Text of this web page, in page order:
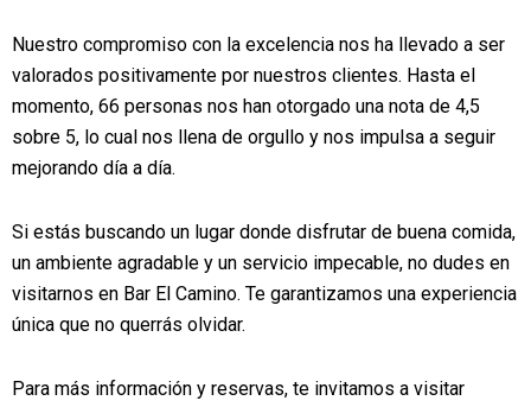
Nuestro compromiso con la excelencia nos ha llevado a ser
valorados positivamente por nuestros clientes. Hasta el
momento, 66 personas nos han otorgado una nota de 4,5
sobre 5, lo cual nos llena de orgullo y nos impulsa a seguir
mejorando día a día.
Si estás buscando un lugar donde disfrutar de buena comida,
un ambiente agradable y un servicio impecable, no dudes en
visitarnos en Bar El Camino. Te garantizamos una experiencia
única que no querrás olvidar.
Para más información y reservas, te invitamos a visitar